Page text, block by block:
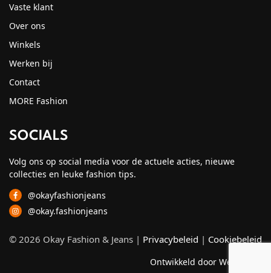
Vaste klant
Over ons
Winkels
Werken bij
Contact
MORE Fashion
SOCIALS
Volg ons op social media voor de actuele acties, nieuwe
collecties en leuke fashion tips.
@okayfashionjeans
@okay.fashionjeans
© 2026 Okay Fashion & Jeans | Privacybeleid | Cookiebeleid
Ontwikkeld door Webzuiver